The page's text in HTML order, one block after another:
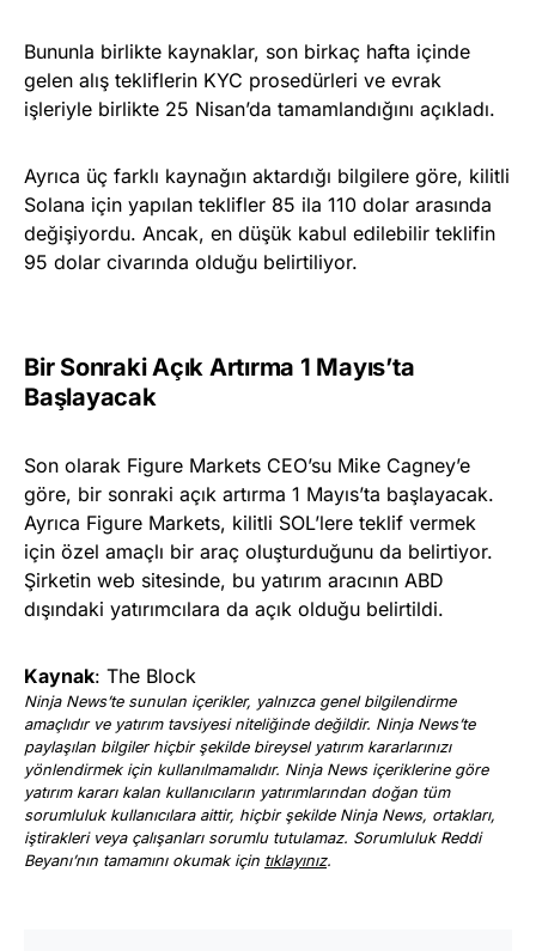
Bununla birlikte kaynaklar, son birkaç hafta içinde
gelen alış tekliflerin KYC prosedürleri ve evrak
işleriyle birlikte 25 Nisan’da tamamlandığını açıkladı.
Ayrıca üç farklı kaynağın aktardığı bilgilere göre, kilitli
Solana için yapılan teklifler 85 ila 110 dolar arasında
değişiyordu. Ancak, en düşük kabul edilebilir teklifin
95 dolar civarında olduğu belirtiliyor.
Bir Sonraki Açık Artırma 1 Mayıs’ta
Başlayacak
Son olarak Figure Markets CEO’su Mike Cagney’e
göre, bir sonraki açık artırma 1 Mayıs’ta başlayacak.
Ayrıca Figure Markets, kilitli SOL’lere teklif vermek
için özel amaçlı bir araç oluşturduğunu da belirtiyor.
Şirketin web sitesinde, bu yatırım aracının ABD
dışındaki yatırımcılara da açık olduğu belirtildi.
Kaynak: The Block
Ninja News’te sunulan içerikler, yalnızca genel bilgilendirme
amaçlıdır ve yatırım tavsiyesi niteliğinde değildir. Ninja News’te
paylaşılan bilgiler hiçbir şekilde bireysel yatırım kararlarınızı
yönlendirmek için kullanılmamalıdır. Ninja News içeriklerine göre
yatırım kararı kalan kullanıcıların yatırımlarından doğan tüm
sorumluluk kullanıcılara aittir, hiçbir şekilde Ninja News, ortakları,
iştirakleri veya çalışanları sorumlu tutulamaz. Sorumluluk Reddi
Beyanı’nın tamamını okumak için tıklayınız.